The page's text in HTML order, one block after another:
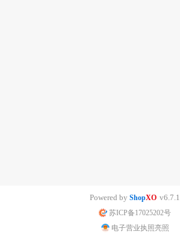
Powered by ShopXO v6.7.1
苏ICP备17025202号
电子营业执照亮照